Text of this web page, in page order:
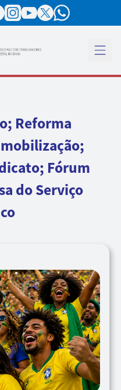
Abrir
Reforma
Fórum
do Serviço